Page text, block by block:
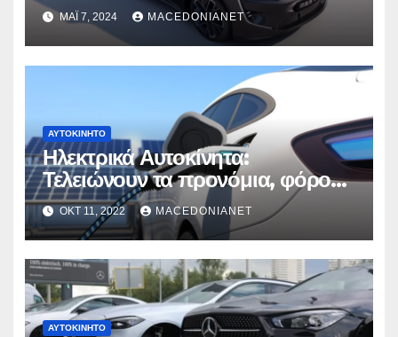
ΜΆΙ 7, 2024 MACEDONIANET
ΑΥΤΟΚΊΝΗΤΟ
Ηλεκτρικά Αυτοκίνητα:
Τελειώνουν τα προνόμια, φόρος
στο βάρος του οχήματος
ΟΚΤ 11, 2022 MACEDONIANET
ΑΥΤΟΚΊΝΗΤΟ